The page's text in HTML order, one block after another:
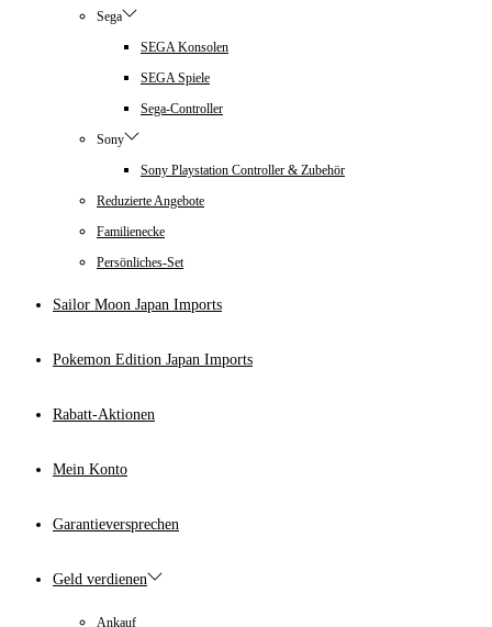
Sega
SEGA Konsolen
SEGA Spiele
Sega-Controller
Sony
Sony Playstation Controller & Zubehör
Reduzierte Angebote
Familienecke
Persönliches-Set
Sailor Moon Japan Imports
Pokemon Edition Japan Imports
Rabatt-Aktionen
Mein Konto
Garantieversprechen
Geld verdienen
Ankauf